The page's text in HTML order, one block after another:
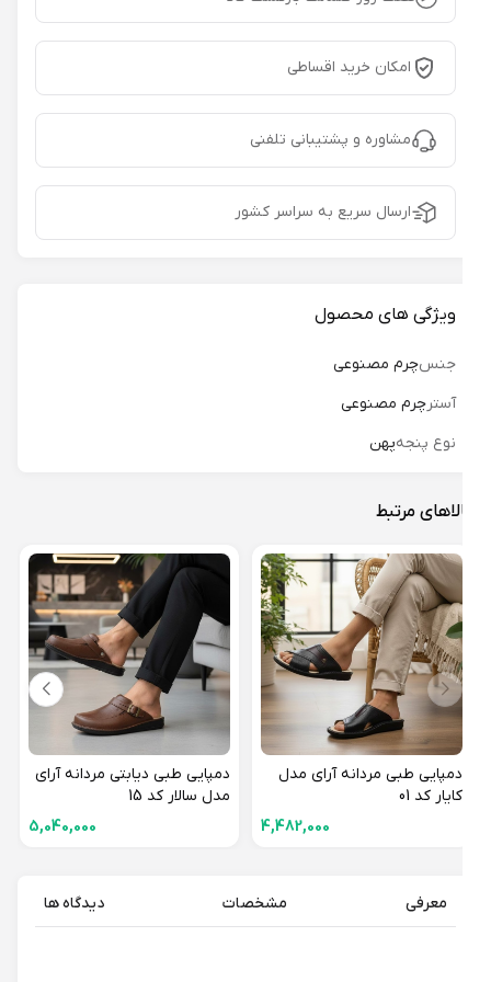
امکان خرید اقساطی
مشاوره و پشتیبانی تلفنی
ارسال سریع به سراسر کشور
ویژگی های محصول
جنسچرم مصنوعی
آسترچرم مصنوعی
نوع پنجهپهن
مرتبط
دمپایی طبی مردانه آرای مدل
کایار کد 01
4,482,000
دمپایی طبی دیابتی مردانه آرای
مدل سالار کد 15
5,040,000
معرفی مشخصات دیدگاه ها